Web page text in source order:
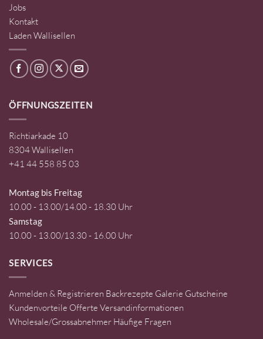
Jobs
Kontakt
Laden Wallisellen
ÖFFNUNGSZEITEN
Richtiarkade 10
8304 Wallisellen
+41 44 558 85 03
Montag bis Freitag
10.00 - 13.00/14.00 - 18.30 Uhr
Samstag
10.00 - 13.00/13.30 - 16.00 Uhr
SERVICES
Anmelden & Registrieren Backrezepte Galerie Gutscheine
Kundenvorteile Offerte Versandinformationen
Wholesale/Grossabnehmer Häufige Fragen